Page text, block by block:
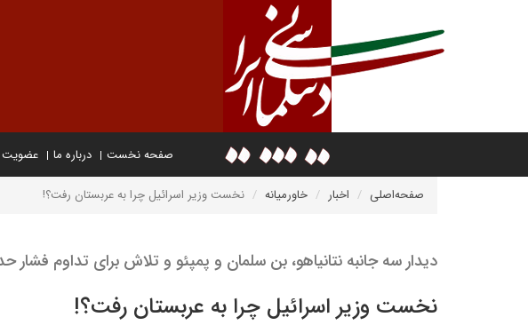
صفحه نخست درباره ما عضویت
صفحه‌اصلی اخبار خاورمیانه نخست وزیر اسرائیل چرا به عربستان رفت؟!
دیدار سه جانبه نتانیاهو، بن سلمان و پمپئو و تلاش برای تداوم فشار
نخست وزیر اسرائیل چرا به عربستان رفت؟!